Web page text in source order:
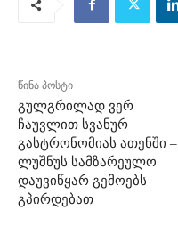
წინა პოსტი
გულგრილად ვერ
ჩაუვლით სვანურ
გასტრონომიას ათენში –
ლუშნუს სამზარეულო
დაუვიწყარ გემოებს
გპირდებათ